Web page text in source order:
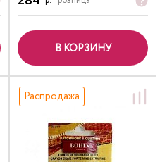
В КОРЗИНУ
Распродажа